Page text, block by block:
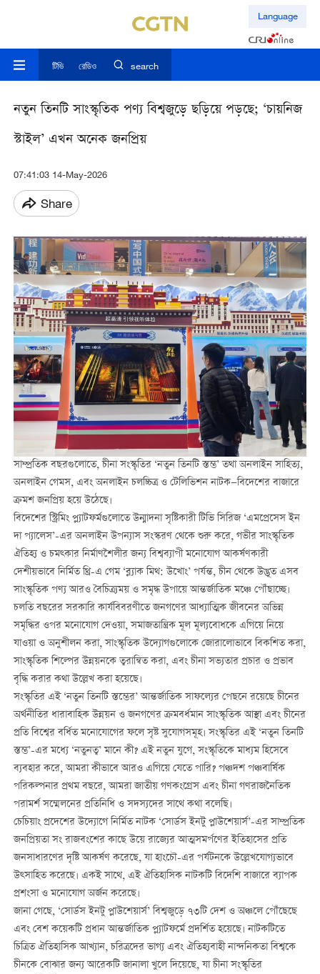
Language
টিভি রেডিও search
নতুন তিনটি সাংস্কৃতিক পণ্য বিশ্বজুড়ে ছড়িয়ে পড়ছে; ‘চায়নিজ
স্টাইল’ এখন অনেক জনপ্রিয়
07:41:03 14-May-2026
Share
সাম্প্রতিক বছরগুলোতে, চীনা সংস্কৃতির ‘নতুন তিনটি স্তম্ভ’ তথা অনলাইন সাহিত্য,
অনলাইন গেমস, এবং অনলাইন চলচ্চিত্র ও টেলিভিশন নাটক—বিদেশের বাজারে
ক্রমশ জনপ্রিয় হয়ে উঠেছে।
বিদেশের স্ট্রিমিং প্ল্যাটফর্মগুলোতে উন্মাদনা সৃষ্টিকারী টিভি সিরিজ ‘এমপ্রেসেস ইন
দা প্যালেস’-এর অনলাইন উপন্যাস সংস্করণ থেকে শুরু করে, গভীর সাংস্কৃতিক
ঐতিহ্য ও চমত্কার নির্মাণশৈলীর জন্য বিশ্বব্যাপী মনোযোগ আকর্ষণকারী
দেশীয়ভাবে নির্মিত থ্রি-এ গেম ‘ব্ল্যাক মিথ: উখোং’ পর্যন্ত, চীন থেকে উদ্ভূত এসব
সাংস্কৃতিক পণ্য আরও বৈচিত্র্যময় ও সমৃদ্ধ উপায়ে আন্তর্জাতিক মঞ্চে পৌঁছাচ্ছে।
চলতি বছরের সরকারি কার্যবিবরণীতে জনগণের আধ্যাত্মিক জীবনের অভিন্ন
সমৃদ্ধির ওপর মনোযোগ দেওয়া, সমাজতান্ত্রিক মূল মূল্যবোধকে এগিয়ে নিয়ে
যাওয়া ও অনুশীলন করা, সাংস্কৃতিক উদ্যোগগুলোকে জোরালোভাবে বিকশিত করা,
সাংস্কৃতিক শিল্পের উন্নয়নকে ত্বরান্বিত করা, এবং চীনা সভ্যতার প্রচার ও প্রভাব
বৃদ্ধি করার কথা উল্লেখ করা হয়েছে।
সংস্কৃতির এই ‘নতুন তিনটি স্তম্ভের’ আন্তর্জাতিক সাফল্যের পেছনে রয়েছে চীনের
অর্থনীতির ধারাবাহিক উন্নয়ন ও জনগণের ক্রমবর্ধমান সাংস্কৃতিক আস্থা এবং চীনের
প্রতি বিশ্বের বর্ধিত মনোযোগের ফলে সৃষ্ট সুযোগসমূহ। সংস্কৃতির এই ‘নতুন তিনটি
স্তম্ভ’-এর মধ্যে ‘নতুনত্ব’ মানে কী? এই নতুন যুগে, সংস্কৃতিকে মাধ্যম হিসেবে
ব্যবহার করে, আমরা কীভাবে আরও এগিয়ে যেতে পারি? পঞ্চদশ পঞ্চবার্ষিক
পরিকল্পনার প্রথম বছরে, আমরা জাতীয় গণকংগ্রেস এবং চীনা গণরাজনৈতিক
পরামর্শ সম্মেলনের প্রতিনিধি ও সদস্যদের সাথে কথা বলেছি।
চেচিয়াং প্রদেশের উদ্যোগে নির্মিত নাটক ‘সোর্ডস ইনটু প্লাউশেয়ার্স’-এর সাম্প্রতিক
জনপ্রিয়তা সং রাজবংশের কাছে উয়ে রাজ্যের আত্মসমর্পণের ইতিহাসের প্রতি
জনসাধারণের দৃষ্টি আকর্ষণ করেছে, যা হাংচৌ-এর পর্যটনকে উল্লেখযোগ্যভাবে
উত্সাহিত করেছে। একই সাথে, এই ঐতিহাসিক নাটকটি বিদেশি বাজারে ব্যাপক
প্রশংসা ও মনোযোগ অর্জন করেছে।
জানা গেছে, ‘সোর্ডস ইনটু প্লাউশেয়ার্স’ বিশ্বজুড়ে ৭৩টি দেশ ও অঞ্চলে পৌঁছেছে
এবং বেশ কয়েকটি প্রধান আন্তর্জাতিক প্ল্যাটফর্মে প্রদর্শিত হয়েছে। নাটকটিতে
চিত্রিত ঐতিহাসিক আখ্যান, চরিত্রদের ভাগ্য এবং ঐতিহ্যবাহী নান্দনিকতা বিশ্বকে
চীনকে বোঝার জন্য আরেকটি জানালা খুলে দিয়েছে, যা চীনা সংস্কৃতির